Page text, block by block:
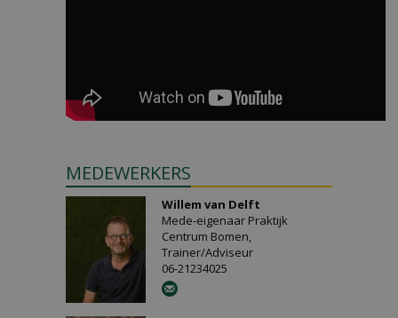
MEDEWERKERS
Willem van Delft
Mede-eigenaar Praktijk
Centrum Bomen,
Trainer/Adviseur
06-21234025